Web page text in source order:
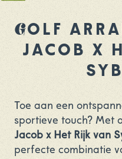
GOLF
JACOB X
Toe aan een
sportieve touch? Met
Jacob x Het Rijk van
perfecte combinatie